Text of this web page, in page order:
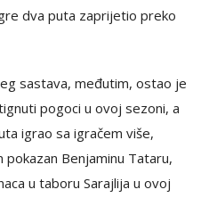
dva puta zaprijetio preko
sastava, međutim, ostao je
pogoci u ovoj sezoni, a
igrao sa igračem više,
Benjaminu Tataru,
u taboru Sarajlija u ovoj